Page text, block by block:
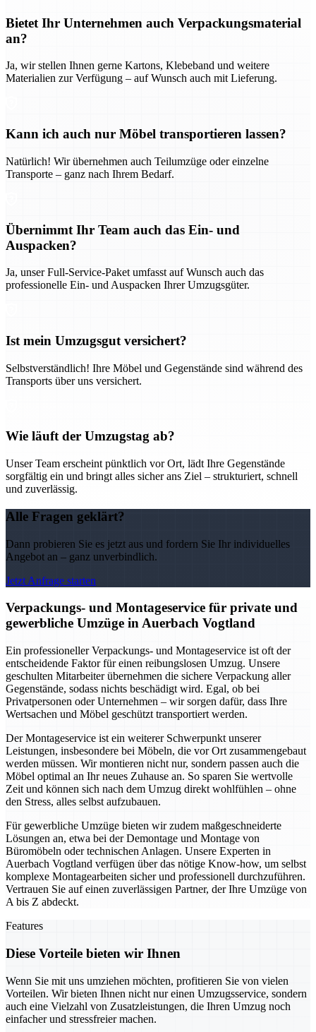
Bietet Ihr Unternehmen auch Verpackungsmaterial
an?
Ja, wir stellen Ihnen gerne Kartons, Klebeband und weitere
Materialien zur Verfügung – auf Wunsch auch mit Lieferung.
Kann ich auch nur Möbel transportieren lassen?
Natürlich! Wir übernehmen auch Teilumzüge oder einzelne
Transporte – ganz nach Ihrem Bedarf.
Übernimmt Ihr Team auch das Ein- und
Auspacken?
Ja, unser Full-Service-Paket umfasst auf Wunsch auch das
professionelle Ein- und Auspacken Ihrer Umzugsgüter.
Ist mein Umzugsgut versichert?
Selbstverständlich! Ihre Möbel und Gegenstände sind während des
Transports über uns versichert.
Wie läuft der Umzugstag ab?
Unser Team erscheint pünktlich vor Ort, lädt Ihre Gegenstände
sorgfältig ein und bringt alles sicher ans Ziel – strukturiert, schnell
und zuverlässig.
Alle Fragen geklärt?
Dann probieren Sie es jetzt aus und fordern Sie Ihr individuelles
Angebot an – ganz unverbindlich.
Jetzt Anfrage starten
Verpackungs- und Montageservice für private und
gewerbliche Umzüge in Auerbach Vogtland
Ein professioneller Verpackungs- und Montageservice ist oft der
entscheidende Faktor für einen reibungslosen Umzug. Unsere
geschulten Mitarbeiter übernehmen die sichere Verpackung aller
Gegenstände, sodass nichts beschädigt wird. Egal, ob bei
Privatpersonen oder Unternehmen – wir sorgen dafür, dass Ihre
Wertsachen und Möbel geschützt transportiert werden.
Der Montageservice ist ein weiterer Schwerpunkt unserer
Leistungen, insbesondere bei Möbeln, die vor Ort zusammengebaut
werden müssen. Wir montieren nicht nur, sondern passen auch die
Möbel optimal an Ihr neues Zuhause an. So sparen Sie wertvolle
Zeit und können sich nach dem Umzug direkt wohlfühlen – ohne
den Stress, alles selbst aufzubauen.
Für gewerbliche Umzüge bieten wir zudem maßgeschneiderte
Lösungen an, etwa bei der Demontage und Montage von
Büromöbeln oder technischen Anlagen. Unsere Experten in
Auerbach Vogtland verfügen über das nötige Know-how, um selbst
komplexe Montagearbeiten sicher und professionell durchzuführen.
Vertrauen Sie auf einen zuverlässigen Partner, der Ihre Umzüge von
A bis Z abdeckt.
Features
Diese Vorteile bieten wir Ihnen
Wenn Sie mit uns umziehen möchten, profitieren Sie von vielen
Vorteilen. Wir bieten Ihnen nicht nur einen Umzugsservice, sondern
auch eine Vielzahl von Zusatzleistungen, die Ihren Umzug noch
einfacher und stressfreier machen.